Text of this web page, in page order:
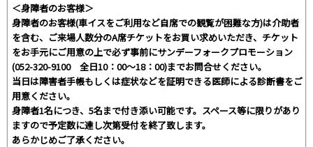
＜身障者のお客様＞
身障者のお客様(車イスをご利用など自席での観覧が困難な方)は介助者
を含む、ご来場人数分のA席チケットをお買い求めいただき、チケット
をお手元にご用意の上で必ず事前にサンデーフォークプロモーション
(052-320-9100 全日10：00～18：00)までお問合せください。
当日は障害者手帳もしくは症状などを証明できる医師による診断書をご
用意ください。
身障者1名につき、5名まで付き添い可能です。スペース等に限りがあり
ますので予定数に達し次第受付を終了致します。
あらかじめご了承ください。